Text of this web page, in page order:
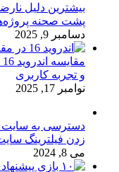
بیشترین دلیل
پشت صحنه
دسامبر 9, 2025
و تجربه کاربری
نوامبر 17, 2025
دسترسی به سایت
زدن فیلترینگ
می 8, 2024